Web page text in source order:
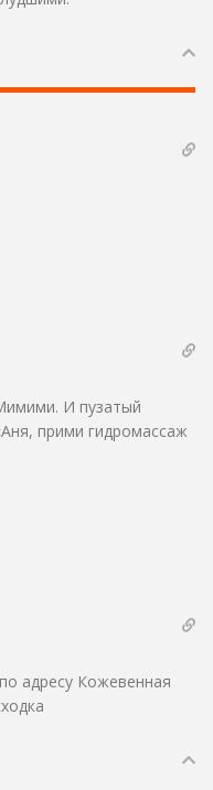
И пузатый
прими гидромассаж
адресу Кожевенная